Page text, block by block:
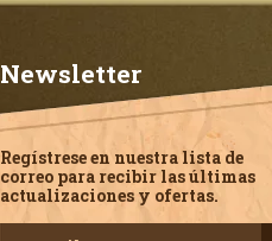
Newsletter
Regístrese en nuestra lista de
correo para recibir las últimas
actualizaciones y ofertas.